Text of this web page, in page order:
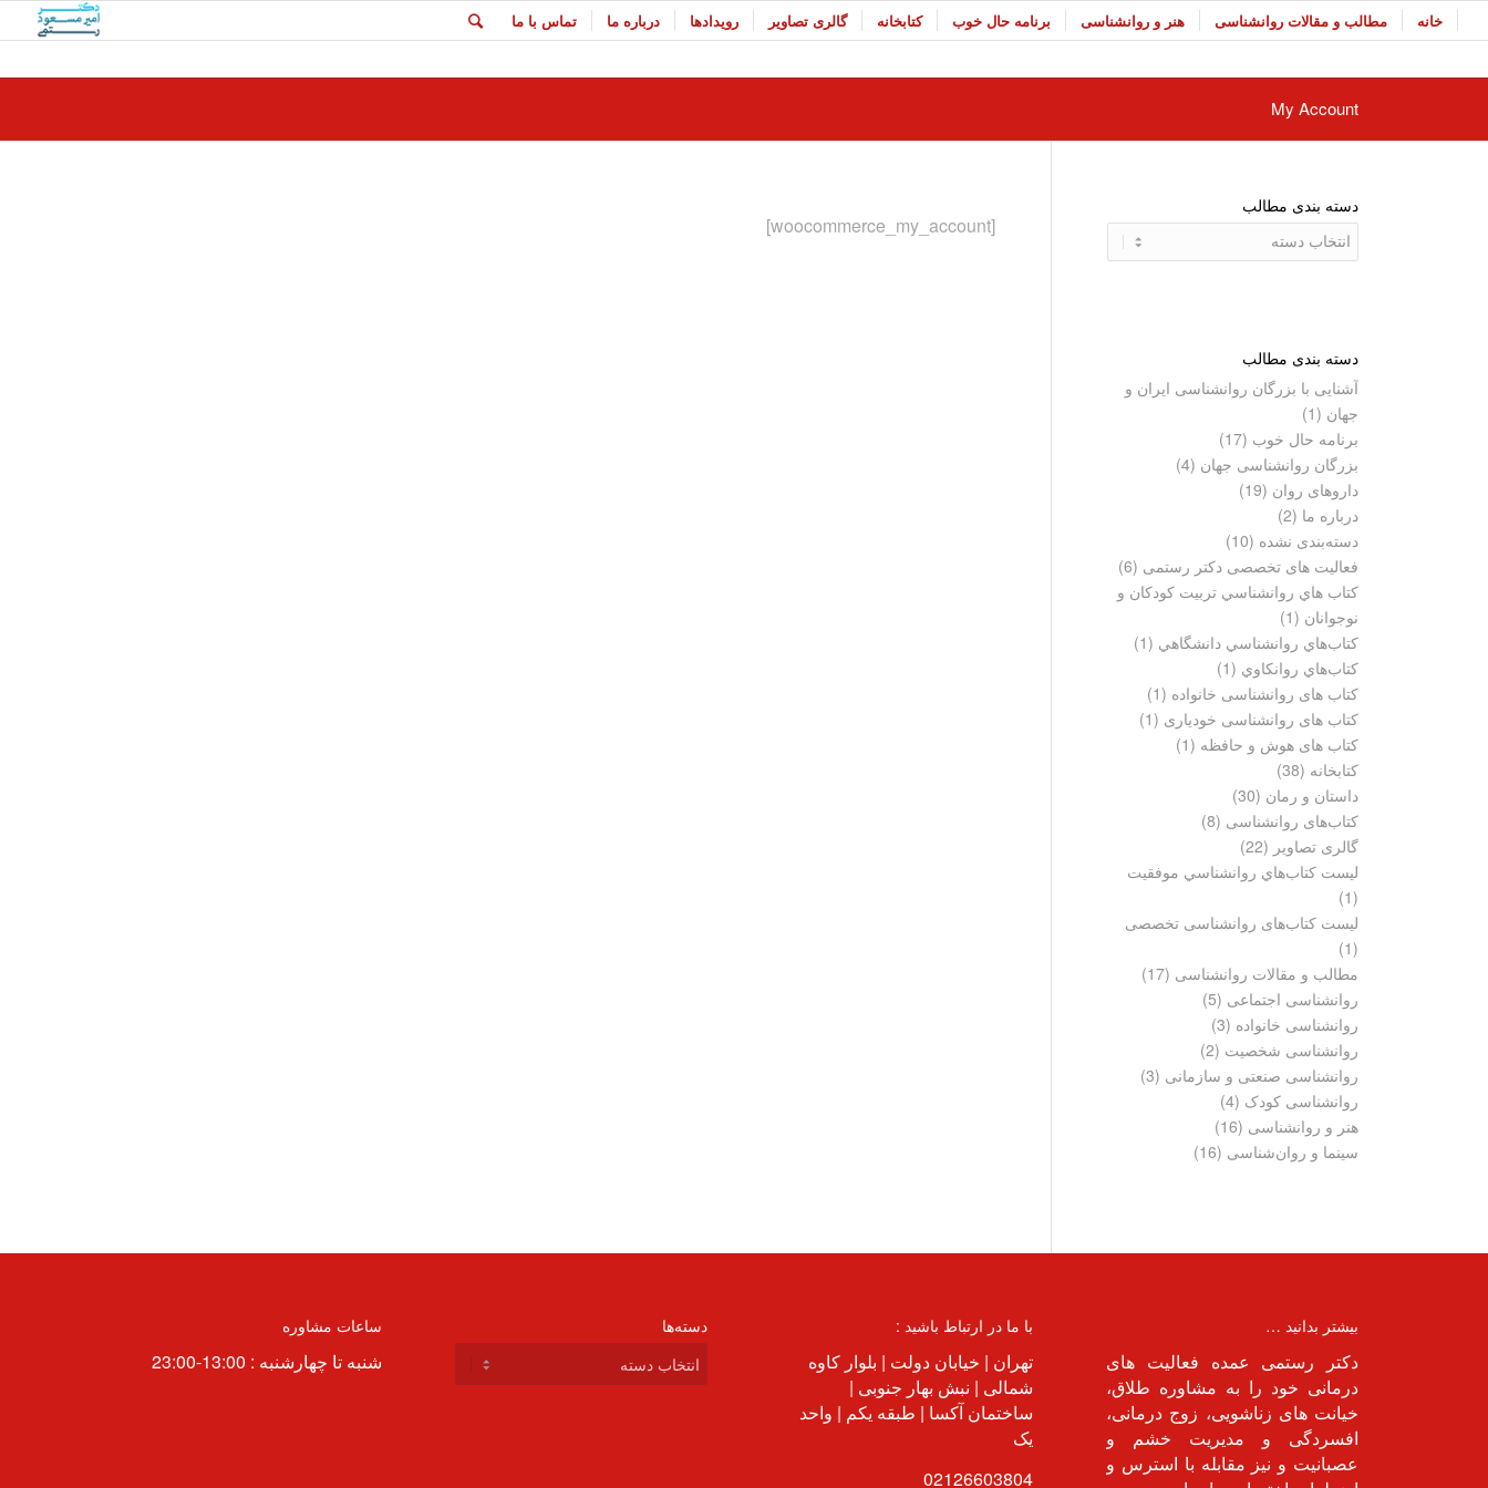
خانه مطالب و مقالات روانشناسی هنر و روانشناسی برنامه حال خوب کتابخانه گالری تصاویر رویدادها درباره ما تماس با ما
My Account
[woocommerce_my_account]
دسته بندی مطالب
دسته
بندی
دسته بندی مطالب
آشنایی با بزرگان روانشناسی ایران و
جهان (1)
برنامه حال خوب (17)
بزرگان روانشناسی جهان (4)
داروهای روان (19)
درباره ما (2)
دسته‌بندی نشده (10)
فعالیت های تخصصی دکتر رستمی (6)
كتاب هاي روانشناسي تربيت كودكان و
نوجوانان (1)
كتاب‌هاي روانشناسي دانشگاهي (1)
كتاب‌هاي روانكاوي (1)
کتاب های روانشناسی خانواده (1)
کتاب های روانشناسی خودیاری (1)
کتاب های هوش و حافظه (1)
کتابخانه (38)
داستان و رمان (30)
کتاب‌های روانشناسی (8)
گالری تصاویر (22)
ليست كتاب‌هاي روانشناسي موفقيت
(1)
ليست کتاب‌های روانشناسی تخصصی
(1)
مطالب و مقالات روانشناسی (17)
روانشناسی اجتماعی (5)
روانشناسی خانواده (3)
روانشناسی شخصیت (2)
روانشناسی صنعتی و سازمانی (3)
روانشناسی کودک (4)
هنر و روانشناسی (16)
سینما و روان‌شناسی (16)
بیشتر بدانید …
دکتر رستمی عمده فعالیت های
درمانی خود را به مشاوره طلاق،
خیانت های زناشویی، زوج درمانی،
افسردگی و مدیریت خشم و
عصبانیت و نیز مقابله با استرس و
با ما در ارتباط باشید :
تهران | خیابان دولت | بلوار کاوه
شمالی | نبش بهار جنوبی |
ساختمان آکسا | طبقه یکم | واحد
یک
02126603804
دسته‌ها
دسته‌ها
ساعات مشاوره
شنبه تا چهارشنبه : 13:00-23:00